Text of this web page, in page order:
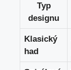
Typ
designu
Klasický
had